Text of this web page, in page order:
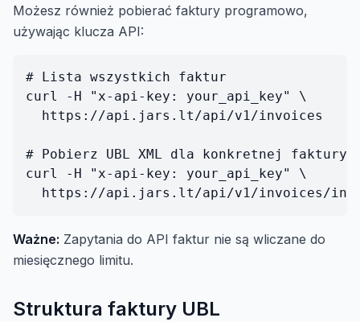
Możesz również pobierać faktury programowo,
używając klucza API:
# Lista wszystkich faktur
curl -H "x-api-key: your_api_key" \
  https://api.jars.lt/api/v1/invoices
# Pobierz UBL XML dla konkretnej faktury
curl -H "x-api-key: your_api_key" \
Ważne: Zapytania do API faktur nie są wliczane do
miesięcznego limitu.
Struktura faktury UBL